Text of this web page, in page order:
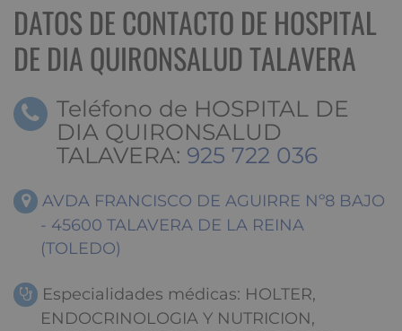
DATOS DE CONTACTO DE HOSPITAL
DE DIA QUIRONSALUD TALAVERA
Teléfono de HOSPITAL DE
DIA QUIRONSALUD
TALAVERA: 925 722 036
AVDA FRANCISCO DE AGUIRRE Nº8 BAJO
- 45600 TALAVERA DE LA REINA
(TOLEDO)
Especialidades médicas: HOLTER,
ENDOCRINOLOGIA Y NUTRICION,